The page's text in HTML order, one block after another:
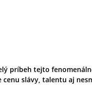
príbeh tejto
cenu slávy, talentu aj